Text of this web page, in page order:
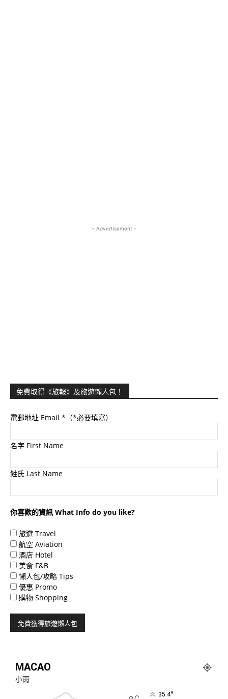
- Advertisement -
免費取得《旅報》及旅遊懶人包！
電郵地址 Email *（*必要填寫）
名字 First Name
姓氏 Last Name
你喜歡的資訊 What Info do you like?
旅遊 Travel
航空 Aviation
酒店 Hotel
美食 F&B
懶人包/攻略 Tips
優惠 Promo
購物 Shopping
MACAO
小雨
35.4°